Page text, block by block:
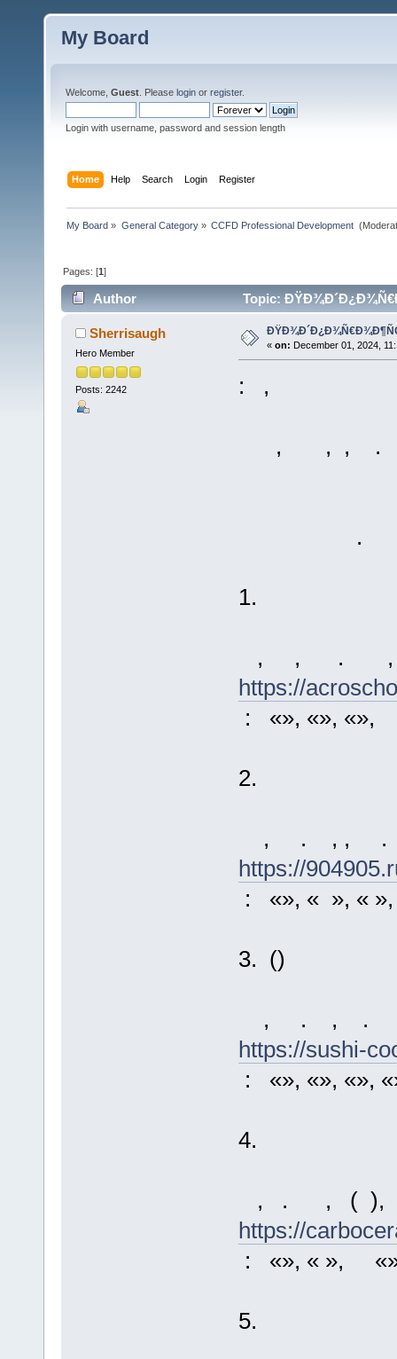
My Board
Welcome, Guest . Please login or register.
Login with username, password and session length
Home Help Search Login Register
My Board » General Category» CCFD Professional Development
Pages: [1]
Author Topic:
Sherrisaugh
Hero Member
Posts: 2242
« on: December 01, 2024,
: ,
, , ,
.
1.
, , .
https://
: «», «», «»,
2.
, . , ,
https://
: «», « », « »,
3. ()
, . , .
https://sushi-
: «», «», «»,
4.
, . , (
https://
: «», « »,
5.